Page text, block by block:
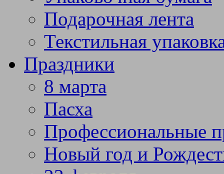
Подарочная лента
Текстильная
Праздники
8 марта
Пасха
Профессиональные
Новый год и